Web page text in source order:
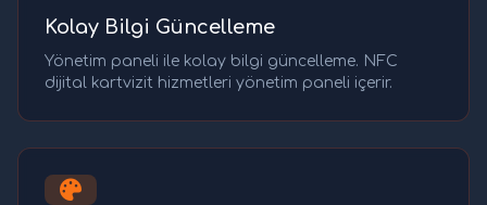
Kolay Bilgi Güncelleme
Yönetim paneli ile kolay bilgi güncelleme. NFC
dijital kartvizit hizmetleri yönetim paneli içerir.